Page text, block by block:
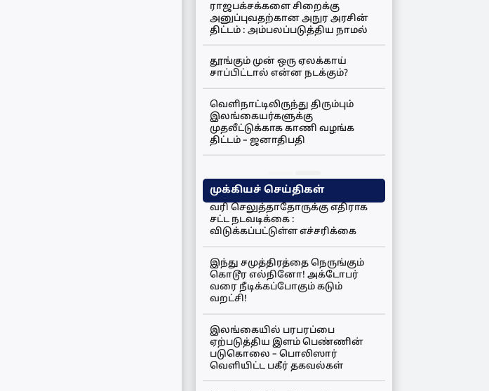
ராஜபக்சக்களை சிறைக்கு
அனுப்புவதற்கான அநுர அரசின்
திட்டம் : அம்பலப்படுத்திய நாமல்
தூங்கும் முன் ஒரு ஏலக்காய்
சாப்பிட்டால் என்ன நடக்கும்?
வெளிநாட்டிலிருந்து திரும்பும்
இலங்கையர்களுக்கு
முதலீட்டுக்காக காணி வழங்க
திட்டம் – ஜனாதிபதி
முக்கியச் செய்திகள்
வரி செலுத்தாதோருக்கு எதிராக
சட்ட நடவடிக்கை :
விடுக்கப்பட்டுள்ள எச்சரிக்கை
இந்து சமுத்திரத்தை நெருங்கும்
கொடூர எல்நினோ! அக்டோபர்
வரை நீடிக்கப்போகும் கடும்
வறட்சி!
இலங்கையில் பரபரப்பை
ஏற்படுத்திய இளம் பெண்ணின்
படுகொலை – பொலிஸார்
வெளியிட்ட பகீர் தகவல்கள்